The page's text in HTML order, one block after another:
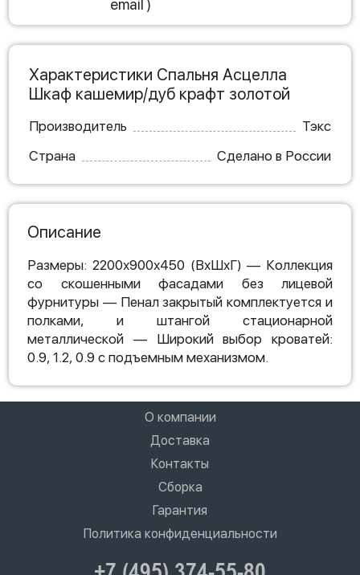
email )
Характеристики Спальня Асцелла
Шкаф кашемир/дуб крафт золотой
Производитель
Тэкс
Страна
Сделано в России
Описание
Размеры: 2200х900х450 (ВхШхГ) — Коллекция
со скошенными фасадами без лицевой
фурнитуры — Пенал закрытый комплектуется и
полками, и штангой стационарной
металлической — Широкий выбор кроватей:
0.9, 1.2, 0.9 с подъемным механизмом.
О компании
Доставка
Контакты
Сборка
Гарантия
Политика конфиденциальности